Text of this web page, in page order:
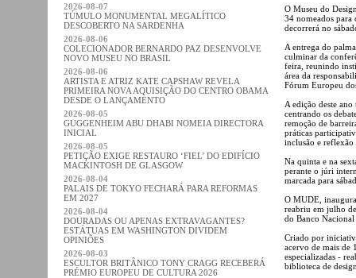
2026-08-07
TÚMULO MONUMENTAL MEGALÍTICO
DESCOBERTO NA SARDENHA
2026-08-06
COLECIONADOR BERNARDO PAZ DESENVOLVE
NOVO MUSEU NO BRASIL
2026-08-06
ARTISTA E ATRIZ KATE CAPSHAW REVELA
PRIMEIRA NOVA AQUISIÇÃO DO CENTRO OBAMA
DESDE O LANÇAMENTO
2026-08-05
GUGGENHEIM ABU DHABI NOMEIA DIRECTORA
INICIAL
2026-08-05
PETIÇÃO EXIGE RESTAURO ‘FIEL’ DO EDIFÍCIO
MACKINTOSH DE GLASGOW
2026-08-04
PALAIS DE TOKYO FECHARÁ PARA REFORMAS
EM 2027
2026-08-04
DOURADAS OU APENAS EXTRAVAGANTES?
ESTÁTUAS EM WASHINGTON DIVIDEM
OPINIÕES
2026-08-03
ESCULTOR BRITÂNICO TONY CRAGG RECEBERÁ
PRÉMIO EUROPEU DE CULTURA 2026
O Museu do
34 nomeados
decorrerá no
A entrega do
culminar da
feira, reunindo
área da
Fórum Europeu
A edição deste
centrando os
remoção de
práticas
inclusão e reflexão
Na quinta e na
perante o júri
marcada para
O MUDE,
reabriu em julho
do Banco
Criado por
acervo de mais de
especializadas -
biblioteca de